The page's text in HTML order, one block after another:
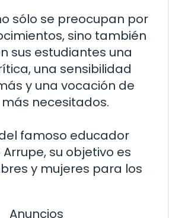
sólo se preocupan por
sino también
sus estudiantes una
una sensibilidad
y una vocación de
necesitados.
famoso educador
su objetivo es
y mujeres para los
Anuncios